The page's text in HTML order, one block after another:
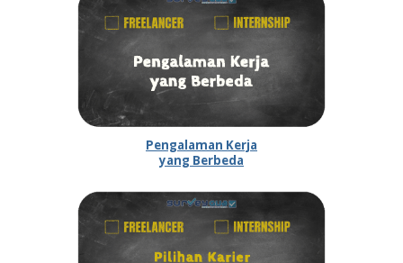
Pengalaman Kerja
yang Berbeda